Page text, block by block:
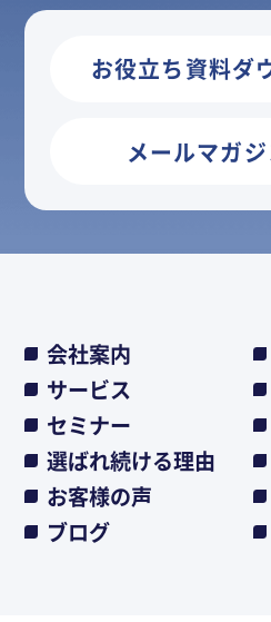
お役立ち資料ダ
メールマガ
会社案内
サービス
セミナー
選ばれ続ける理由
お客様の声
ブログ